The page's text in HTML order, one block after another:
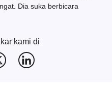
Dia suka berbicara
kami di